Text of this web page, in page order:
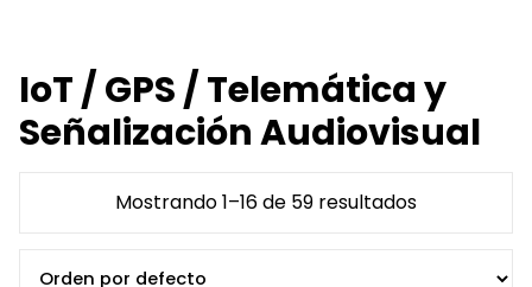
IoT / GPS / Telemática y
Señalización Audiovisual
Mostrando 1–16 de 59 resultados